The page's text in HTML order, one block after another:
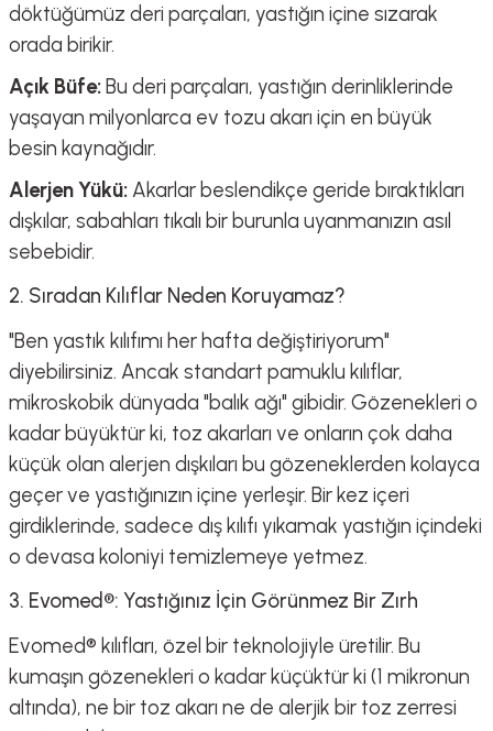
döktüğümüz deri parçaları, yastığın içine sızarak
orada birikir.
Açık Büfe:Bu deri parçaları, yastığın derinliklerinde
yaşayan milyonlarca ev tozu akarı için en büyük
besin kaynağıdır.
Alerjen Yükü: Akarlar beslendikçe geride bıraktıkları
dışkılar, sabahları tıkalı bir burunla uyanmanızın asıl
sebebidir.
2. Sıradan Kılıflar Neden Koruyamaz?
"Ben yastık kılıfımı her hafta değiştiriyorum"
diyebilirsiniz. Ancak standart pamuklu kılıflar,
mikroskobik dünyada "balık ağı" gibidir. Gözenekleri o
kadar büyüktür ki, toz akarları ve onların çok daha
küçük olan alerjen dışkıları bu gözeneklerden kolayca
geçer ve yastığınızın içine yerleşir. Bir kez içeri
girdiklerinde, sadece dış kılıfı yıkamak yastığın içindeki
o devasa koloniyi temizlemeye yetmez.
3. Evomed®: Yastığınız İçin Görünmez Bir Zırh
Evomed® kılıfları, özel bir teknolojiyle üretilir. Bu
kumaşın gözenekleri o kadar küçüktür ki (1 mikronun
altında), ne bir toz akarı ne de alerjik bir toz zerresi